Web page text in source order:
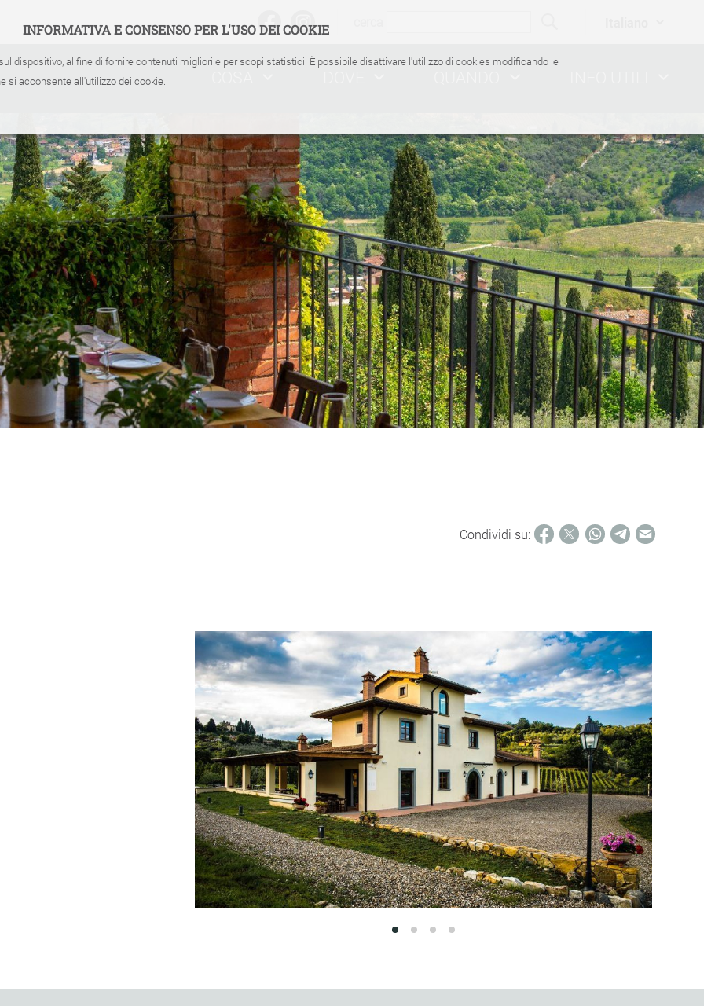
INFORMATIVA E CONSENSO PER L'USO DEI COOKIE
dispositivo, al fine di fornire contenuti migliori e per scopi statistici. È possibile disattivare l'utilizzo di cookies modificando le
si acconsente all'utilizzo dei cookie.
Condividi su:
1 2 3 4